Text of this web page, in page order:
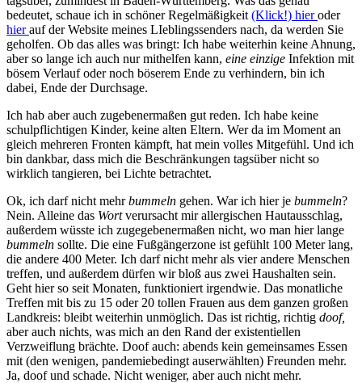
bedeutet, schaue ich in schöner Regelmäßigkeit (Klick!) hieroder
hierauf der Website meines LIeblingssenders nach, da werden Sie
geholfen. Ob das alles was bringt: Ich habe weiterhin keine Ahnung,
aber so lange ich auch nur mithelfen kann, eine einzige Infektion mit
bösem Verlauf oder noch böserem Ende zu verhindern, bin ich
dabei, Ende der Durchsage.
Ich hab aber auch zugebenermaßen gut reden. Ich habe keine
schulpflichtigen Kinder, keine alten Eltern. Wer da im Moment an
gleich mehreren Fronten kämpft, hat mein volles Mitgefühl. Und ich
bin dankbar, dass mich die Beschränkungen tagsüber nicht so
wirklich tangieren, bei Lichte betrachtet.
Ok, ich darf nicht mehrbummeln gehen. War ich hier je bummeln?
Nein. Alleine das Wortverursacht mir allergischen Hautausschlag,
außerdem wüsste ich zugegebenermaßen nicht, wo man hier lange
bummeln sollte. Die eine Fußgängerzone ist gefühlt 100 Meter lang,
die andere 400 Meter. Ich darf nicht mehr als vier andere Menschen
treffen, und außerdem dürfen wir bloß aus zwei Haushalten sein.
Geht hier so seit Monaten, funktioniert irgendwie. Das monatliche
Treffen mit bis zu 15 oder 20 tollen Frauen aus dem ganzen großen
Landkreis: bleibt weiterhin unmöglich. Das ist richtig, richtig doof,
aber auch nichts, was mich an den Rand der existentiellen
Verzweiflung brächte. Doof auch: abends kein gemeinsames Essen
mit (den wenigen, pandemiebedingt auserwählten) Freunden mehr.
Ja, doof und schade. Nicht weniger, aber auch nicht mehr.